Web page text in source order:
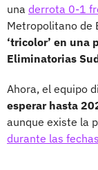
una derrota 0-1
Metropolitano de
‘tricolor’ en una
Eliminatorias
Ahora, el equipo
esperar hasta
aunque existe la
durante las